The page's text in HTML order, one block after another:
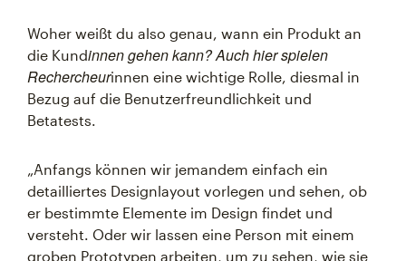
Woher weißt du also genau, wann ein Produkt an
die Kundinnen gehen kann? Auch hier spielen
Rechercheurinnen eine wichtige Rolle, diesmal in
Bezug auf die Benutzerfreundlichkeit und
Betatests.
„Anfangs können wir jemandem einfach ein
detailliertes Designlayout vorlegen und sehen, ob
er bestimmte Elemente im Design findet und
versteht. Oder wir lassen eine Person mit einem
groben Prototypen arbeiten, um zu sehen, wie sie